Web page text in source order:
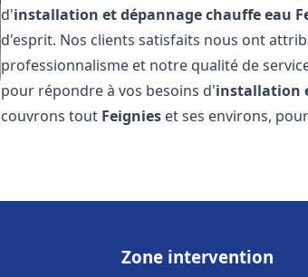
d'installation et dépannage chauffe eau
d'esprit. Nos clients satisfaits nous ont
professionnalisme et notre qualité de
pour répondre à vos besoins d'installation
couvrons tout Feignies et ses environs, pour
Zone intervention